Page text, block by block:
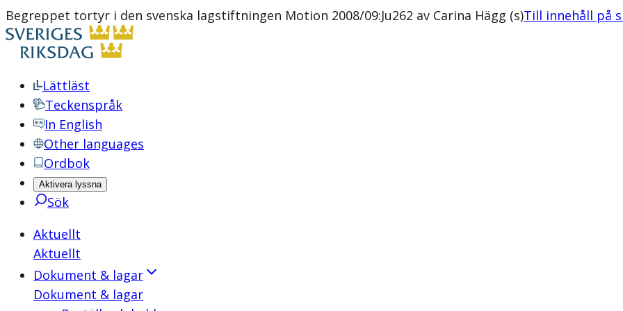
Begreppet tortyr i den svenska lagstiftningen Motion 2008/09:Ju262 av Carina Hägg (s)Till innehåll på
Lättläst
Teckenspråk
In English
Other languages
Ordbok
Aktivera lyssna
Sök
Aktuellt
Aktuellt
Dokument & lagar
Dokument & lagar